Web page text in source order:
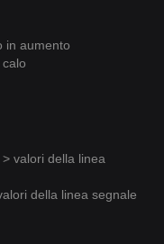
in aumento
valori della linea
della linea segnale